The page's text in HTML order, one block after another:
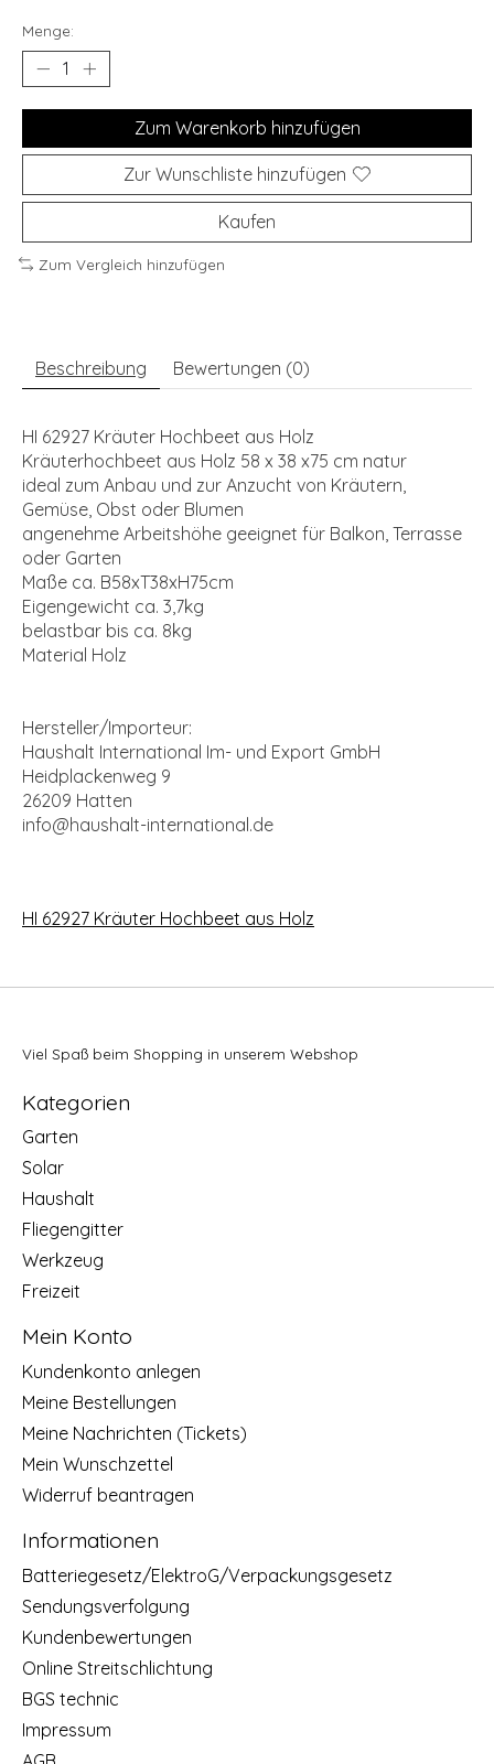
Menge:
Zum Warenkorb hinzufügen
Zur Wunschliste hinzufügen
Kaufen
Zum Vergleich hinzufügen
Beschreibung Bewertungen (0)
HI 62927 Kräuter Hochbeet aus Holz
Kräuterhochbeet aus Holz 58 x 38 x75 cm natur
ideal zum Anbau und zur Anzucht von Kräutern,
Gemüse, Obst oder Blumen
angenehme Arbeitshöhe geeignet für Balkon, Terrasse
oder Garten
Maße ca. B58xT38xH75cm
Eigengewicht ca. 3,7kg
belastbar bis ca. 8kg
Material Holz
Hersteller/Importeur:
Haushalt International Im- und Export GmbH
Heidplackenweg 9
26209 Hatten
info@haushalt-international.de
HI 62927 Kräuter Hochbeet aus Holz
Viel Spaß beim Shopping in unserem Webshop
Kategorien
Garten
Solar
Haushalt
Fliegengitter
Werkzeug
Freizeit
Mein Konto
Kundenkonto anlegen
Meine Bestellungen
Meine Nachrichten (Tickets)
Mein Wunschzettel
Widerruf beantragen
Informationen
Batteriegesetz/ElektroG/Verpackungsgesetz
Sendungsverfolgung
Kundenbewertungen
Online Streitschlichtung
BGS technic
Impressum